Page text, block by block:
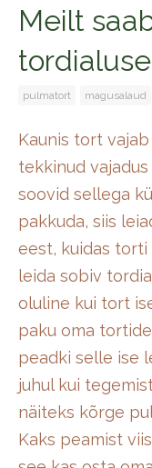
Meilt
pulmatort magusalaud
Kaunis tort
tekkinud
soovid sellega
pakkuda, siis
eest, kuidas
leida sobiv
oluline kui tort
paku oma
peadki selle ise
juhul kui
näiteks kõrge
Kaks peamist